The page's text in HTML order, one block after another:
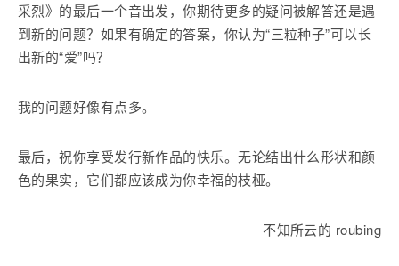
采烈》的最后一个音出发，你期待更多的疑问被解答还是遇
到新的问题？如果有确定的答案，你认为“三粒种子”可以长
出新的“爱”吗？
我的问题好像有点多。
最后，祝你享受发行新作品的快乐。无论结出什么形状和颜
色的果实，它们都应该成为你幸福的枝桠。
不知所云的 roubing